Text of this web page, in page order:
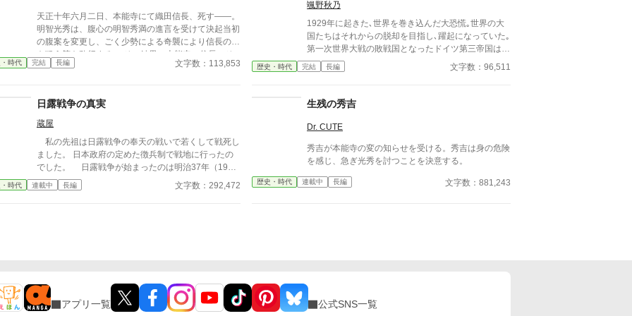
まる。 更新は週5～6予定です。 ※ノベルアップ＋と
カクヨムにも掲載しています。
天正十年六月二日、本能寺にて織田信長、死す――。
明智光秀は、腹心の明智秀満の進言を受けて決起当初
の腹案を変更し、ごく少勢による奇襲により信長の命
を狙う策を敢行する。 その結果、本能寺の信長、そ
して妙覚寺の織田信忠は、抵抗の暇もなく首級を挙げ
に地歩を固めていく。 一方、近江国日野の所領にい
た蒲生賦秀（のちの氏郷）は、信長の悲報を知るや、
亡き信長の家族を伊勢国松ヶ島城の織田信雄の元に送
り届けるべく安土城に迎えに走る。 だが、瀬田の唐
橋を無傷で確保した明智秀満の軍勢が安土城に急速に
迫ったため、女子供を連れての逃避行は不可能とな
る。 かくなる上は、戦うより他に道はなし。 信長の
遺した安土城を舞台に、若き闘将・蒲生賦秀の活躍が
時代 完結 長編 文字数：113,853
颯野秋乃
1929年に起きた､世界を巻き込んだ大恐慌｡世界の大
国たちはそれからの脱却を目指し､躍起になっていた｡
第一次世界大戦の敗戦国となったドイツ第三帝国は多
額の賠償金に加えて襲いかかる恐慌に国の存続の危機
に陥っていた｡援助の約束をしたアメリカは恐慌を理
に支払いの延期は認めない姿勢を貫く｡ ドイツ第三帝
張に奔走することになる｡ また､極東の国大日本帝国｡
的打撃に苦しんでいた｡ その解決法として提案された
大東亜共栄圏｡東南アジア諸国及び中国を含めた大経
済圏､生存圏の構築に力を注ごうとしていた｡ この小
説は､ドイツ第三帝国と大日本帝国の2視点で進んでい
歴史・時代 完結 長編 文字数：96,511
日露戦争の真実
蔵屋
私の先祖は日露戦争の奉天の戦いで若くして戦死し
ました。 日本政府の定めた徴兵制で戦地に行ったの
でした。 日露戦争が始まったのは明治37年（190
4）2月6日でした。 帝政ロシアは清国の領土だった
中国東北部を事実上占領下に置き、さらに朝鮮半島、
す。 深い入り江に守られた旅順沿岸に設置された
強力な砲台のため日本の連合艦隊は、陸軍に陸上から
の旅順艦隊攻撃を要請したのでした。 この小説は
時代 連載中 長編 文字数：292,472
生残の秀吉
Dr. CUTE
秀吉が本能寺の変の知らせを受ける。秀吉は身の危険
を感じ、急ぎ光秀を討つことを決意する。
歴史・時代 連載中 長編 文字数：881,243
アプリ一覧 公式SNS一覧